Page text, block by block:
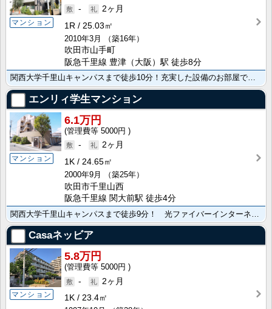
マンション
-
2ヶ月
1R
25.03㎡
2010年3月
（築16年）
吹田市山手町
阪急千里線 豊津（大阪）駅 徒歩8分
関西大学千里山キャンパスまで徒歩10分！充実した設備のお部屋です！
エンリィ学生マンション
マンション
6.1万円
5000円
-
2ヶ月
1K
24.65㎡
2000年9月
（築25年）
吹田市千里山西
阪急千里線 関大前駅 徒歩4分
Casaネッビア
マンション
5.8万円
5000円
-
2ヶ月
1K
23.4㎡